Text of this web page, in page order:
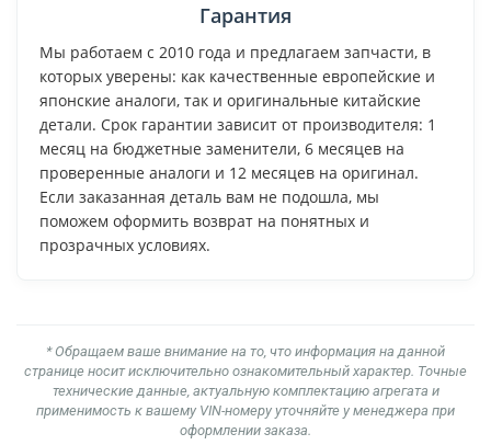
Гарантия
Мы работаем с 2010 года и предлагаем запчасти, в
которых уверены: как качественные европейские и
японские аналоги, так и оригинальные китайские
детали. Срок гарантии зависит от производителя: 1
месяц на бюджетные заменители, 6 месяцев на
проверенные аналоги и 12 месяцев на оригинал.
Если заказанная деталь вам не подошла, мы
поможем оформить возврат на понятных и
прозрачных условиях.
* Обращаем ваше внимание на то, что информация на данной
странице носит исключительно ознакомительный характер. Точные
технические данные, актуальную комплектацию агрегата и
применимость к вашему VIN-номеру уточняйте у менеджера при
оформлении заказа.